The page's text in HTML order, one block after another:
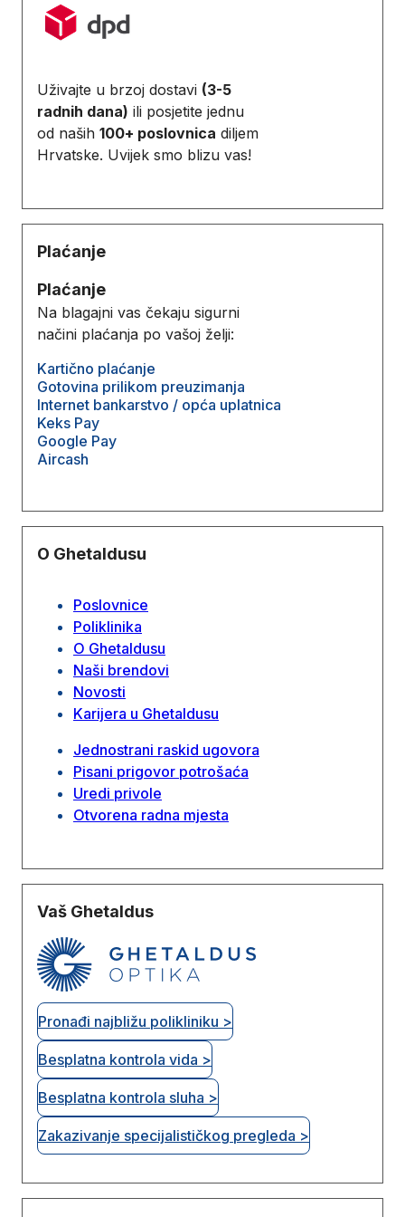
Uživajte u brzoj dostavi (3-5
radnih dana) ili posjetite jednu
od naših 100+ poslovnica diljem
Hrvatske. Uvijek smo blizu vas!
Plaćanje
Plaćanje
Na blagajni vas čekaju sigurni
načini plaćanja po vašoj želji:
Kartično plaćanje
Gotovina prilikom preuzimanja
Internet bankarstvo / opća uplatnica
Keks Pay
Google Pay
Aircash
O Ghetaldusu
Poslovnice
Poliklinika
O Ghetaldusu
Naši brendovi
Novosti
Karijera u Ghetaldusu
Jednostrani raskid ugovora
Pisani prigovor potrošaća
Uredi privole
Otvorena radna mjesta
Vaš Ghetaldus
Pronađi najbližu polikliniku >
Besplatna kontrola vida >
Besplatna kontrola sluha >
Zakazivanje specijalističkog pregleda >